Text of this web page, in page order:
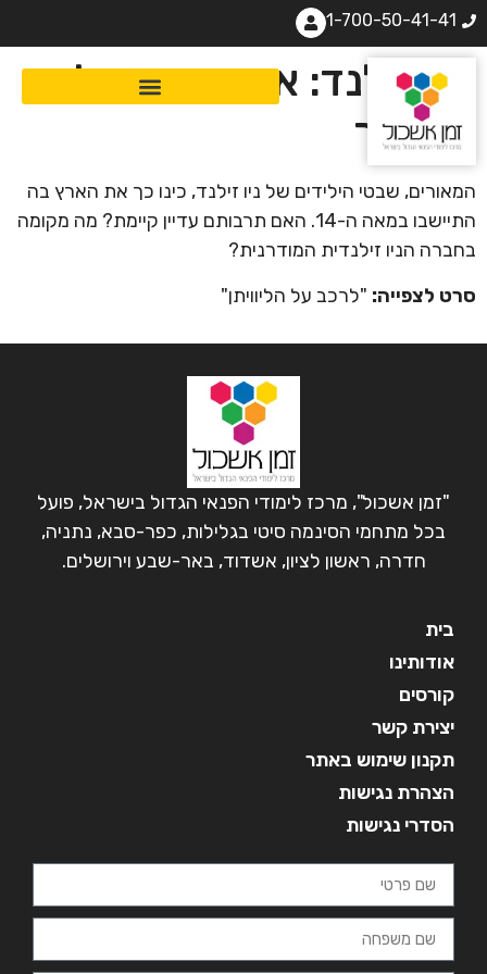
1-700-50-41-41
ניו זילנד: ארץ הענן הלבן
הארוך
המאורים, שבטי הילידים של ניו זילנד, כינו כך את הארץ בה
התיישבו במאה ה-14. האם תרבותם עדיין קיימת? מה מקומה
בחברה הניו זילנדית המודרנית?
סרט לצפייה: "לרכב על הליוויתן"
"זמן אשכול", מרכז לימודי הפנאי הגדול בישראל, פועל
בכל מתחמי הסינמה סיטי בגלילות, כפר-סבא, נתניה,
חדרה, ראשון לציון, אשדוד, באר-שבע וירושלים.
בית
אודותינו
קורסים
יצירת קשר
תקנון שימוש באתר
הצהרת נגישות
הסדרי נגישות